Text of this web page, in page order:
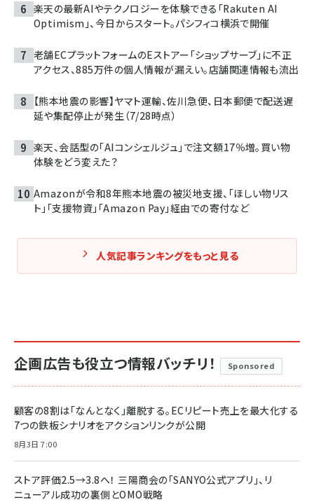
楽天の最新AIやテクノロジーを体験できる「Rakuten AI
Optimism」、今日からスタート。パシフィコ横浜で開催
老舗ECプラットフォームのEストアー「ショップサーブ」に不正
アクセス、885万件の個人情報が漏えい。店舗関連情報も流出
【熊本地震の影響】ヤマト運輸、佐川急便、日本郵便で配送遅
延や集配停止が発生（7/28時点）
楽天、会話型の「AIコンシェルジュ」で注文額17％増。買い物
体験をどう変えた？
Amazonが令和8年熊本地震の被災地支援、「ほしい物リス
ト」「支援物資」「Amazon Pay」経由での寄付など
人気記事ランキングをもっと見る
企画広告も役立つ情報バッチリ！ Sponsored
顧客の8割は「なんとなく」離脱する。ECリピート売上を最大化する
7つの鉄板シナリオをアクションリンクが公開
8月3日 7:00
ストア評価2.5→3.8へ！ 三陽商会の「SANYO公式アプリ」、リ
ニューアル成功の裏側とOMO戦略